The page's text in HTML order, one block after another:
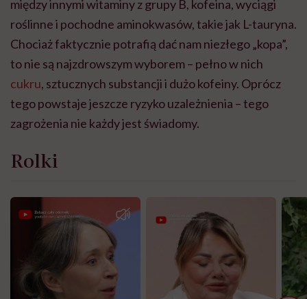
między innymi witaminy z grupy B, kofeina, wyciągi
roślinne i pochodne aminokwasów, takie jak L-tauryna.
Chociaż faktycznie potrafią dać nam niezłego „kopa”,
to nie są najzdrowszym wyborem – pełno w nich
cukru, sztucznych substancji i dużo kofeiny. Oprócz
tego powstaje jeszcze ryzyko uzależnienia – tego
zagrożenia nie każdy jest świadomy.
Rolki